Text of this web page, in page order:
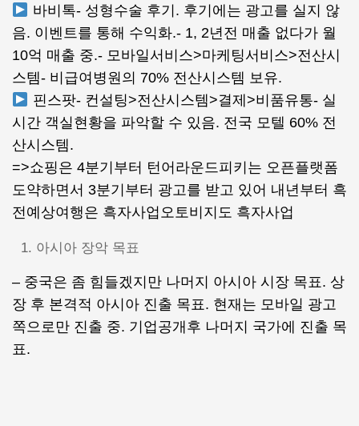
바비톡- 성형수술 후기. 후기에는 광고를 실지 않
음. 이벤트를 통해 수익화.- 1, 2년전 매출 없다가 월
10억 매출 중.- 모바일서비스>마케팅서비스>전산시
스템- 비급여병원의 70% 전산시스템 보유.
핀스팟- 컨설팅>전산시스템>결제>비품유통- 실
시간 객실현황을 파악할 수 있음. 전국 모텔 60% 전
산시스템.
=>쇼핑은 4분기부터 턴어라운드피키는 오픈플랫폼
도약하면서 3분기부터 광고를 받고 있어 내년부터 흑
전예상여행은 흑자사업오토비지도 흑자사업
아시아 장악 목표
– 중국은 좀 힘들겠지만 나머지 아시아 시장 목표. 상
장 후 본격적 아시아 진출 목표. 현재는 모바일 광고
쪽으로만 진출 중. 기업공개후 나머지 국가에 진출 목
표.